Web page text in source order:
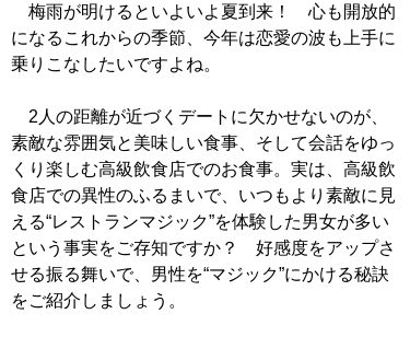
梅雨が明けるといよいよ夏到来！ 心も開放的
になるこれからの季節、今年は恋愛の波も上手に
乗りこなしたいですよね。
2人の距離が近づくデートに欠かせないのが、
素敵な雰囲気と美味しい食事、そして会話をゆっ
くり楽しむ高級飲食店でのお食事。実は、高級飲
食店での異性のふるまいで、いつもより素敵に見
える“レストランマジック”を体験した男女が多い
という事実をご存知ですか？ 好感度をアップさ
せる振る舞いで、男性を“マジック”にかける秘訣
をご紹介しましょう。